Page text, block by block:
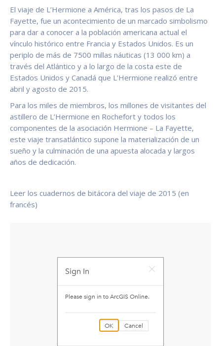
El viaje de L’Hermione a América, tras los pasos de La
Fayette, fue un acontecimiento de un marcado simbolismo
para dar a conocer a la población americana actual el
vínculo histórico entre Francia y Estados Unidos. Es un
periplo de más de 7500 millas náuticas (13 000 km) a
través del Atlántico y a lo largo de la costa este de
Estados Unidos y Canadá que L’Hermione realizó entre
abril y agosto de 2015.
Para los miles de miembros, los millones de visitantes del
astillero de L’Hermione en Rochefort y todos los
componentes de la asociación Hermione – La Fayette,
este viaje transatlántico supone la materialización de un
sueño y la culminación de una apuesta alocada y largos
años de dedicación.
Leer los cuadernos de bitácora del viaje de 2015 (en
francés)